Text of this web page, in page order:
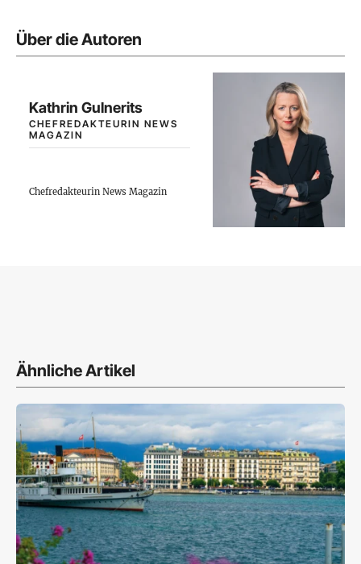
Über die Autoren
Kathrin Gulnerits
CHEFREDAKTEURIN NEWS
MAGAZIN
Chefredakteurin News Magazin
Ähnliche Artikel